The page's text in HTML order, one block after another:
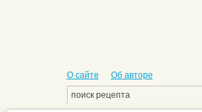
О сайте Об авторе